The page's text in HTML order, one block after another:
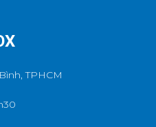
TPHCM